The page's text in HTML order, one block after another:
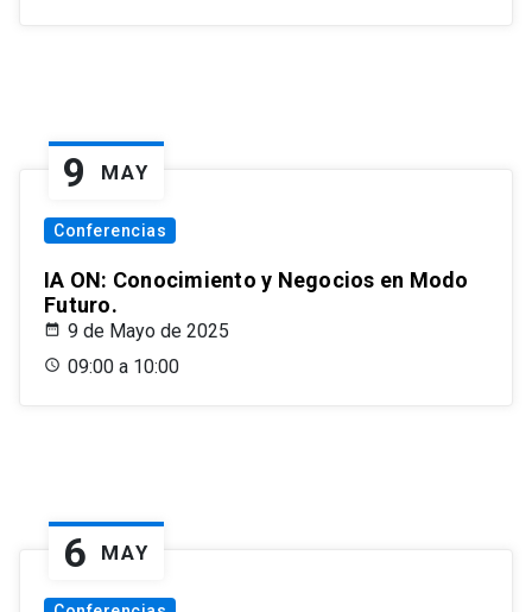
9 MAY
Conferencias
IA ON: Conocimiento y Negocios en Modo
Futuro.
9 de Mayo de 2025
09:00 a 10:00
6 MAY